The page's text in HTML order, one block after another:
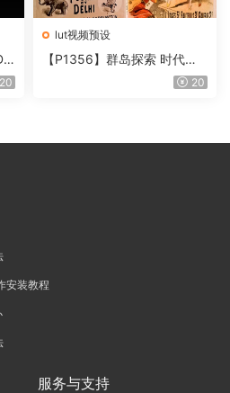
20
lut视频预设
【P1356】群岛探索 时代马
戏团 – QUEST 60 调色预设A
20
安装教程
服务与支持